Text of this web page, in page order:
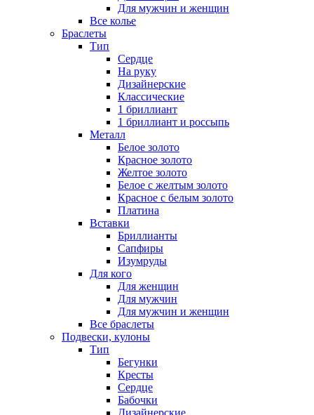
Для мужчин и женщин
Все колье
Браслеты
Тип
Сердце
На руку
Дизайнерские
Классические
1 бриллиант
1 бриллиант и россыпь
Металл
Белое золото
Красное золото
Желтое золото
Белое с желтым золото
Красное с белым золото
Платина
Вставки
Бриллианты
Сапфиры
Изумруды
Для кого
Для женщин
Для мужчин
Для мужчин и женщин
Все браслеты
Подвески, кулоны
Тип
Бегунки
Кресты
Сердце
Бабочки
Дизайнерские